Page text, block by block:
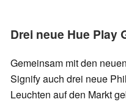
Drei neue Hue Play
Gemeinsam mit den
Signify auch drei neue
Leuchten auf den Markt